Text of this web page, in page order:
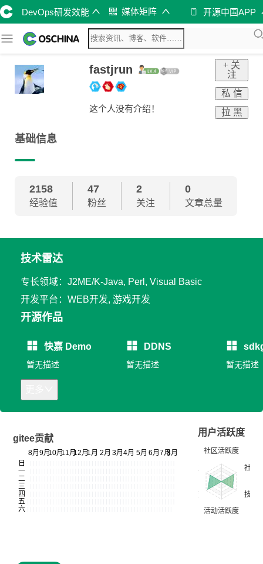
DevOps研发效能 媒体矩阵 开源中国APP
fastjrun
这个人没有介绍！
+ 关
注
私 信
拉 黑
基础信息
2158
经验值
47
粉丝
2
关注
0
文章总量
技术雷达
专长领域：J2ME/K-Java, Perl, Visual Basic
开发平台：WEB开发, 游戏开发
开源作品
快嘉 Demo
暂无描述
DDNS
暂无描述 暂无描述
gitee贡献
用户活跃度